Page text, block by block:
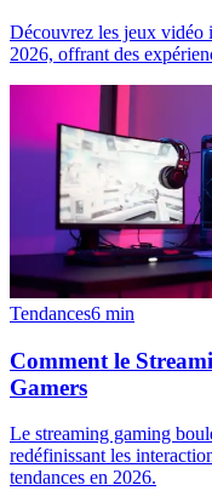
Découvrez les jeux vidéo
2026, offrant des
Tendances6 min
Comment le
Gamers
Le streaming gaming
redéfinissant les
tendances en 2026.